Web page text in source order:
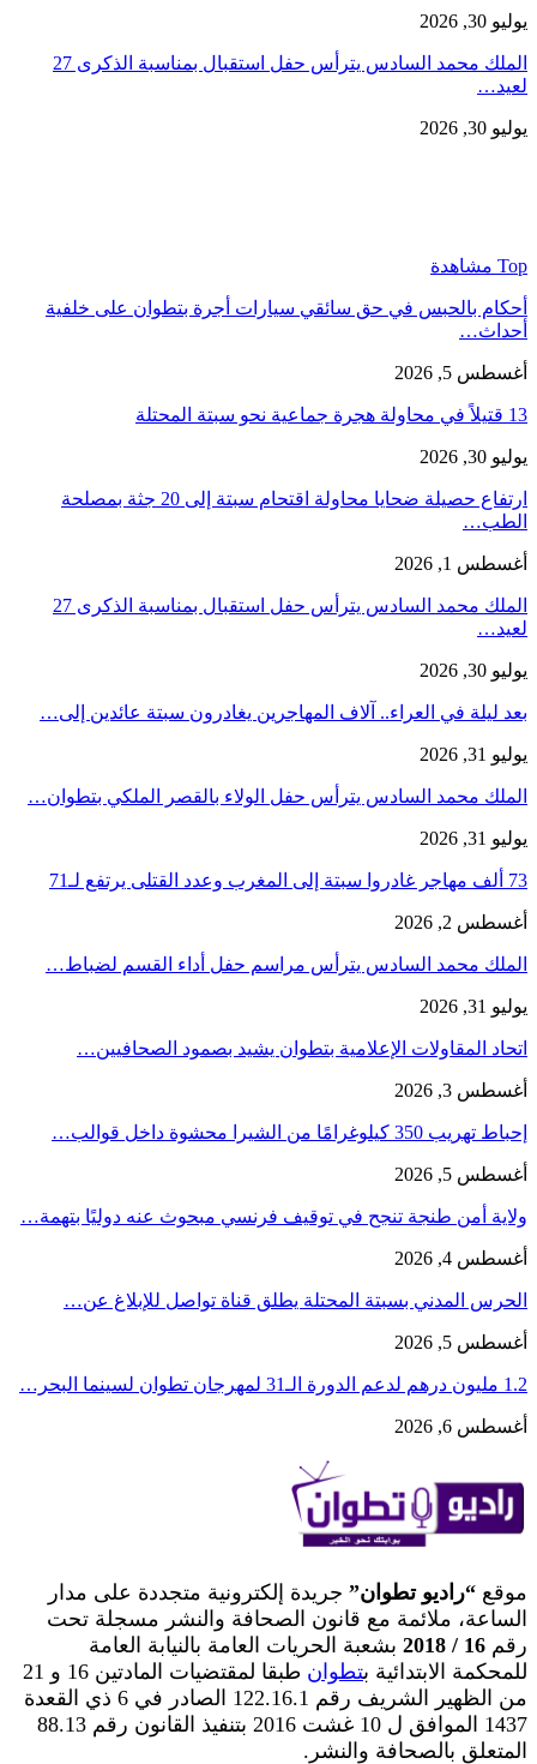
يوليو 30, 2026
الملك محمد السادس يترأس حفل استقبال بمناسبة الذكرى 27
لعيد…
يوليو 30, 2026
Top مشاهدة
أحكام بالحبس في حق سائقي سيارات أجرة بتطوان على خلفية
أحداث…
أغسطس 5, 2026
13 قتيلاً في محاولة هجرة جماعية نحو سبتة المحتلة
يوليو 30, 2026
ارتفاع حصيلة ضحايا محاولة اقتحام سبتة إلى 20 جثة بمصلحة
الطب…
أغسطس 1, 2026
الملك محمد السادس يترأس حفل استقبال بمناسبة الذكرى 27
لعيد…
يوليو 30, 2026
بعد ليلة في العراء.. آلاف المهاجرين يغادرون سبتة عائدين إلى…
يوليو 31, 2026
الملك محمد السادس يترأس حفل الولاء بالقصر الملكي بتطوان…
يوليو 31, 2026
73 ألف مهاجر غادروا سبتة إلى المغرب وعدد القتلى يرتفع لـ71
أغسطس 2, 2026
الملك محمد السادس يترأس مراسم حفل أداء القسم لضباط…
يوليو 31, 2026
اتحاد المقاولات الإعلامية بتطوان يشيد بصمود الصحافيين…
أغسطس 3, 2026
إحباط تهريب 350 كيلوغرامًا من الشيرا محشوة داخل قوالب…
أغسطس 5, 2026
ولاية أمن طنجة تنجح في توقيف فرنسي مبحوث عنه دوليًا بتهمة…
أغسطس 4, 2026
الحرس المدني بسبتة المحتلة يطلق قناة تواصل للإبلاغ عن…
أغسطس 5, 2026
1.2 مليون درهم لدعم الدورة الـ31 لمهرجان تطوان لسينما البحر…
أغسطس 6, 2026
موقع “راديو تطوان” جريدة إلكترونية متجددة على مدار
الساعة، ملائمة مع قانون الصحافة والنشر مسجلة تحت
رقم 16 / 2018
بشعبة الحريات العامة بالنيابة العامة
للمحكمة الابتدائية بتطوان
طبقا لمقتضيات المادتين 16 و 21
من الظهير الشريف رقم 122.16.1 الصادر في 6 ذي القعدة
1437 الموافق ل 10 غشت 2016 بتنفيذ القانون رقم 88.13
المتعلق بالصحافة والنشر.